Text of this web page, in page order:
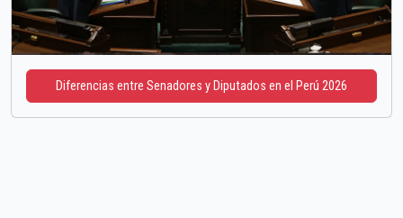
Diferencias entre Senadores y Diputados en el Perú 2026